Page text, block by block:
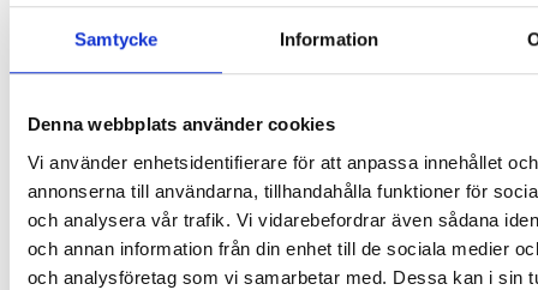
Samtycke Information
Denna webbplats använder cookies
Vi använder enhetsidentifierare för att anpassa innehållet och
annonserna till användarna, tillhandahålla funktioner för
och analysera vår trafik. Vi vidarebefordrar även sådana
och annan information från din enhet till de sociala medier
och analysföretag som vi samarbetar med. Dessa kan i sin
Påbörjad (Höstterminen 2026)
Höstterminen 2027
Vårterminen 2028
Vårterminen 2029
Vårterminen 2030